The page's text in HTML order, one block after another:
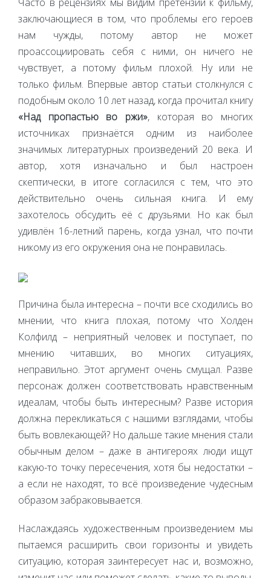
заключающиеся в том, что проблемы его героев
нам чужды, потому автор не может
проассоциировать себя с ними, он ничего не
чувствует, а потому фильм плохой. Ну или не
только фильм. Впервые автор статьи столкнулся с
подобным около 10 лет назад, когда прочитал книгу
«Над пропастью во ржи», которая во многих
источниках признаётся одним из наиболее
значимых литературных произведений 20 века. И
автор, хотя изначально и был настроен
скептически, в итоге согласился с тем, что это
действительно очень сильная книга. И ему
захотелось обсудить её с друзьями. Но как был
удивлён 16-летний парень, когда узнал, что почти
никому из его окружения она не понравилась.
Причина была интересна – почти все сходились во
мнении, что книга плохая, потому что Холден
Колфилд – неприятный человек и поступает, по
мнению читавших, во многих ситуациях,
неправильно. Этот аргумент очень смущал. Разве
персонаж должен соответствовать нравственным
идеалам, чтобы быть интересным? Разве история
должна перекликаться с нашими взглядами, чтобы
быть вовлекающей? Но дальше такие мнения стали
обычным делом – даже в антигероях люди ищут
какую-то точку пересечения, хотя бы недостатки –
а если не находят, то всё произведение чудесным
образом забраковывается.
Наслаждаясь художественным произведением мы
пытаемся расширить свои горизонты и увидеть
ситуацию, которая заинтересует нас и, возможно,